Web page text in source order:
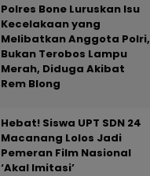
Polres Bone Luruskan Isu
Kecelakaan yang
Melibatkan Anggota Polri,
Bukan Terobos Lampu
Merah, Diduga Akibat
Rem Blong
Hebat! Siswa UPT SDN 24
Macanang Lolos Jadi
Pemeran Film Nasional
‘Akal Imitasi’